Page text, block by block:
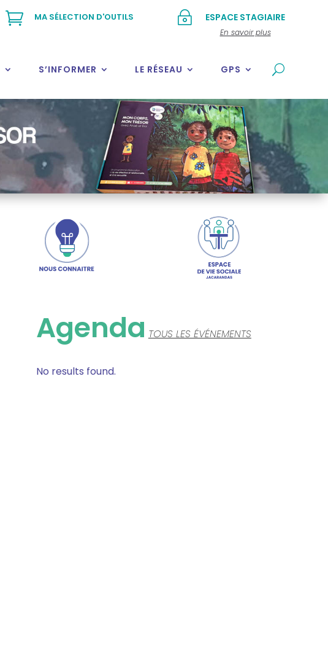
~ ESPACE STAGIAIRE
En savoir plus
 MA SÉLECTION D'OUTILS
S’INFORMER LE RÉSEAU GPS
Agenda TOUS LES ÉVÉNEMENTS
No results found.